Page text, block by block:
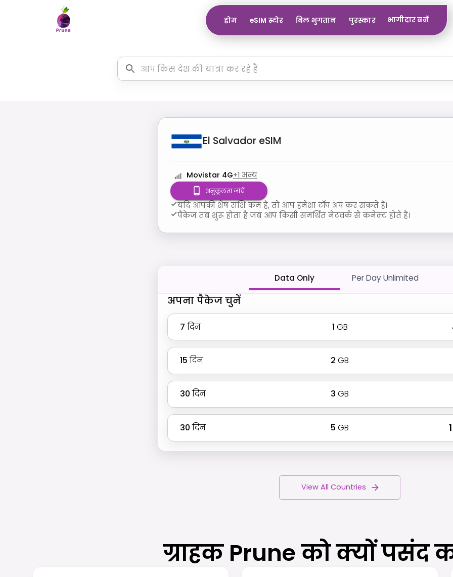
होम eSIM स्टोर बिल भुगतान पुरस्कार भागीदार बनें
El Salvador eSIM
Movistar 4G+1 अन्य
अनुकूलता जांचें
यदि आपकी शेष राशि कम है, तो आप हमेशा टॉप अप कर सकते हैं।
पैकेज तब शुरू होता है जब आप किसी समर्थित नेटवर्क से कनेक्ट होते हैं।
Data Only Per Day Unlimited
अपना पैकेज चुनें
7 दिन 1 GB
15 दिन 2 GB
30 दिन 3 GB
30 दिन 5 GB
View All Countries
ग्राहक Prune को क्यों पसंद